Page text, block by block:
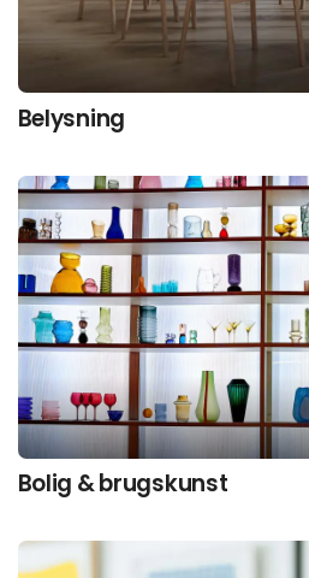
Belysning
Bolig & brugskunst